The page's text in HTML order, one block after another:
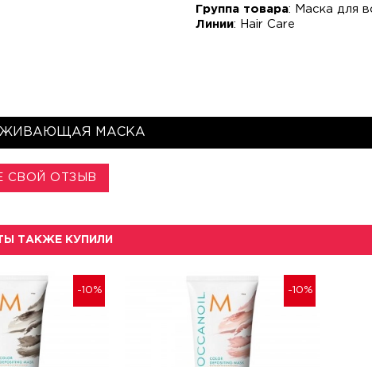
Группа товара: Маска для
Линии: Hair Care
МАСКА
СВОЙ ОТЗЫВ
ТАКЖЕ КУПИЛИ
-10% -10%